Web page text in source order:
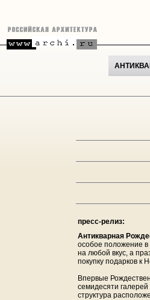
пресс-релиз:
Антикварная
особое положение
на любой вкус, а
покупку подарков к
Впервые
семидесяти
структура